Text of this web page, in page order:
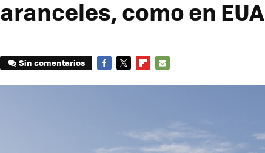
aranceles, como en EUA
Sin comentarios